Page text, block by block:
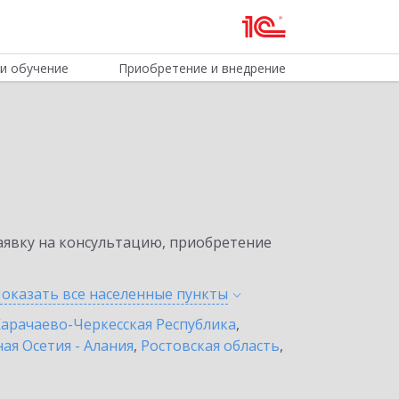
обучение Приобретение и внедрение
на консультацию, приобретение
все населенные пункты
Черкесская Республика,
Осетия - Алания, Ростовская область,